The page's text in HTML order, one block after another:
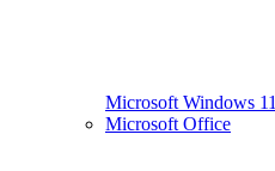
Microsoft Windows 11
Microsoft Office